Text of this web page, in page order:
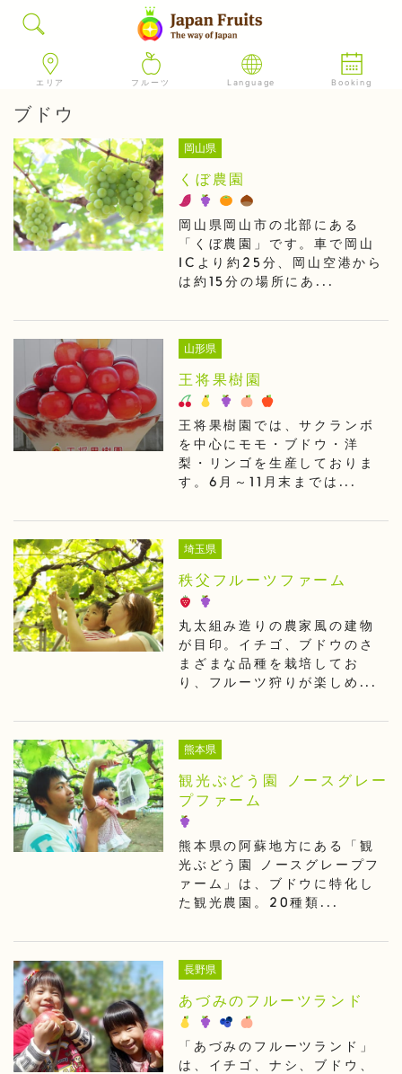
エリア フルーツ Language Booking
ブドウ
岡山県
くぼ農園
岡山県岡山市の北部にある
「くぼ農園」です。車で岡山
ICより約25分、岡山空港から
は約15分の場所にあ...
山形県
王将果樹園
王将果樹園では、サクランボ
を中心にモモ・ブドウ・洋
梨・リンゴを生産しておりま
す。6月～11月末までは...
埼玉県
秩父フルーツファーム
丸太組み造りの農家風の建物
が目印。イチゴ、ブドウのさ
まざまな品種を栽培してお
り、フルーツ狩りが楽しめ...
熊本県
観光ぶどう園 ノースグレー
プファーム
熊本県の阿蘇地方にある「観
光ぶどう園 ノースグレープフ
ァーム」は、ブドウに特化し
た観光農園。20種類...
長野県
あづみのフルーツランド
「あづみのフルーツランド」
は、イチゴ、ナシ、ブドウ、